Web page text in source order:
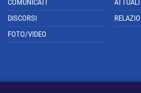
COMUNICATI
DISCORSI
FOTO/VIDEO